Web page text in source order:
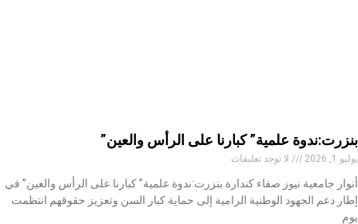
بنزرت:ندوة علمية” كبارنا على الرأس والعين”
يوليو 1, 2026 لا توجد تعليقات
أنوار جامعية نيوز صفاء كندارة بنزرت:ندوة علمية” كبارنا على الرأس والعين” في
إطار دعم الجهود الوطنية الرامية إلى حماية كبار السن وتعزيز حقوقهم انتظمت
يوم